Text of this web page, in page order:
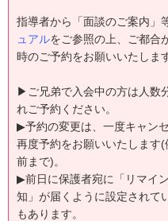
指導者から「面談のご案内」
ュアルをご参照の上、ご都合
時のご予約をお願いいたしま
▶ご兄弟で入会中の方は人数
れご予約ください。
▶予約の変更は、一度キャンセ
再度予約をお願いいたします(
前まで)。
▶前日に保護者宛に「リマイ
知」が届くように設定されて
もあります。